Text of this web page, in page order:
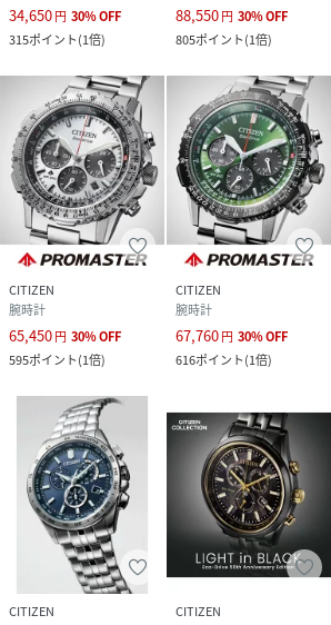
34,650円 30%OFF
315ポイント(1倍)
88,550円 30%OFF
805ポイント(1倍)
CITIZEN
腕時計
65,450円 30%OFF
595ポイント(1倍)
CITIZEN
腕時計
67,760円 30%OFF
616ポイント(1倍)
CITIZEN
CITIZEN